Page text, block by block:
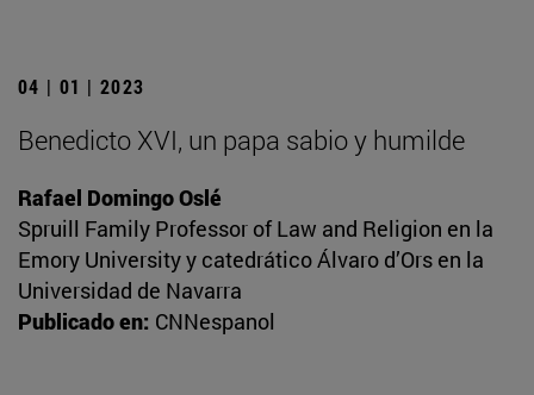
04 | 01 | 2023
Benedicto XVI, un papa sabio y humilde
Rafael Domingo Oslé
Spruill Family Professor of Law and Religion en la
Emory University y catedrático Álvaro d’Ors en la
Universidad de Navarra
Publicado en: CNNespanol